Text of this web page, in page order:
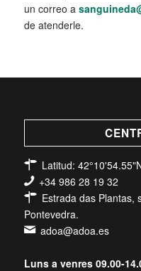
un correo a
de atenderle.
Latitud:
+34 986 28 19 32
Estrada das Plantas,
Pontevedra.
adoa@adoa.es
Luns a venres 09.00-